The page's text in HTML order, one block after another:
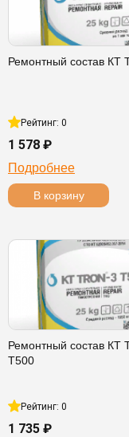
Ремонтный состав КТ
Рейтинг: 0
1 578 ₽
Подробнее
В корзину
Ремонтный состав КТ
Т500
Рейтинг: 0
1 735 ₽